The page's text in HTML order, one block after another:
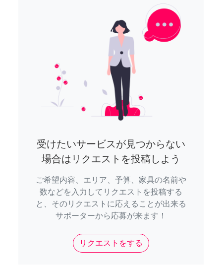
受けたいサービスが見つからない
場合はリクエストを投稿しよう
ご希望内容、エリア、予算、家具の名前や
数などを入力してリクエストを投稿する
と、そのリクエストに応えることが出来る
サポーターから応募が来ます！
リクエストをする